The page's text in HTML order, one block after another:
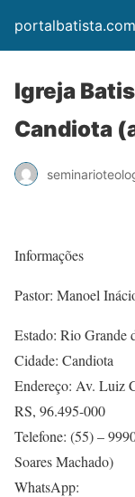
Igreja
Candiota
Informações
Pastor: Manoel
Estado: Rio Grande
Cidade: Candiota
Endereço: Av. Luiz
RS, 96.495-000
Telefone: (55) –
Soares Machado)
WhatsApp: